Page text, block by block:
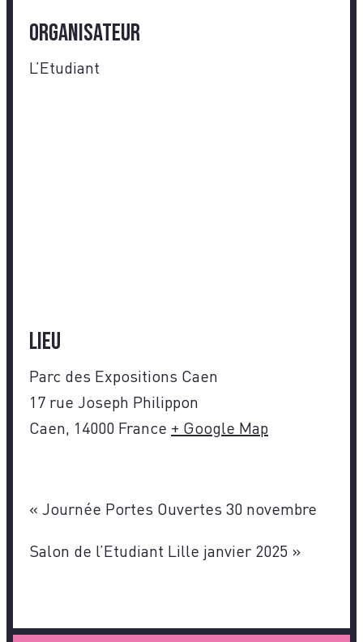
Organisateur
L’Etudiant
Lieu
Parc des Expositions Caen
17 rue Joseph Philippon
Caen, 14000 France + Google Map
« Journée Portes Ouvertes 30 novembre
Salon de l’Etudiant Lille janvier 2025 »